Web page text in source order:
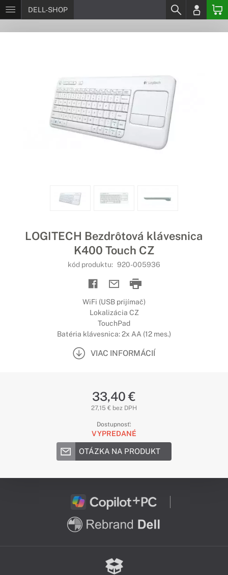
DELL-SHOP
LOGITECH Bezdrôtová klávesnica
K400 Touch CZ
kód produktu: 920-005936
WiFi (USB prijímač)
Lokalizácia CZ
TouchPad
Batéria klávesnica: 2x AA (12 mes.)
VIAC INFORMÁCIÍ
33,40 €
27,15 € bez DPH
Dostupnosť:
VYPREDANÉ
OTÁZKA NA PRODUKT